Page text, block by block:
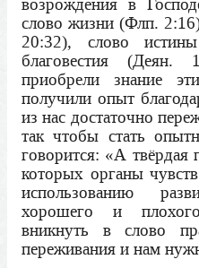
слово жизни (Флп.
20:32), слово
благовестия
приобрели знание
получили опыт
из нас достаточно
так чтобы стать
говорится: «А
которых органы
использованию
хорошего и
вникнуть в слово
переживания и нам